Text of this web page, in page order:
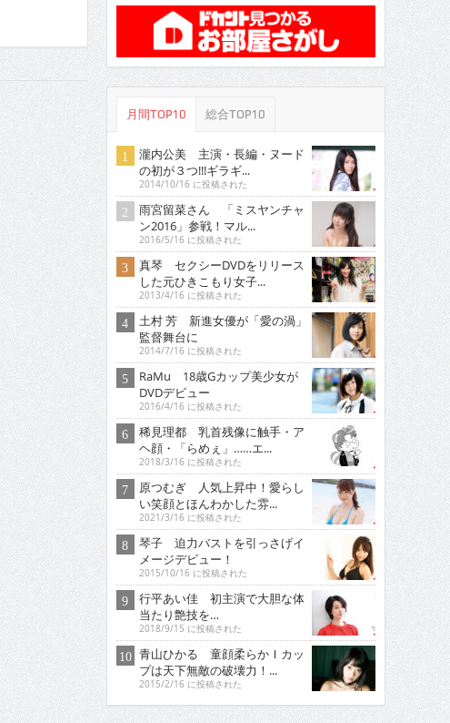
月間TOP10 総合TOP10
瀧内公美 主演・長編・ヌード
の初が３つ!!!ギラギ...
2014/10/16 に投稿された
雨宮留菜さん 「ミスヤンチャ
ン2016」参戦！マル...
2016/5/16 に投稿された
真琴 セクシーDVDをリリース
した元ひきこもり女子...
2013/4/16 に投稿された
土村 芳 新進女優が「愛の渦」
監督舞台に
2014/7/16 に投稿された
RaMu 18歳Gカップ美少女が
DVDデビュー
2016/4/16 に投稿された
稀見理都 乳首残像に触手・ア
ヘ顔・「らめぇ」……エ...
2018/3/16 に投稿された
原つむぎ 人気上昇中！愛らし
い笑顔とほんわかした雰...
2021/3/16 に投稿された
琴子 迫力バストを引っさげイ
メージデビュー！
2015/10/16 に投稿された
行平あい佳 初主演で大胆な体
当たり艶技を…
2018/9/15 に投稿された
青山ひかる 童顔柔らかＩカッ
プは天下無敵の破壊力！...
2015/2/16 に投稿された